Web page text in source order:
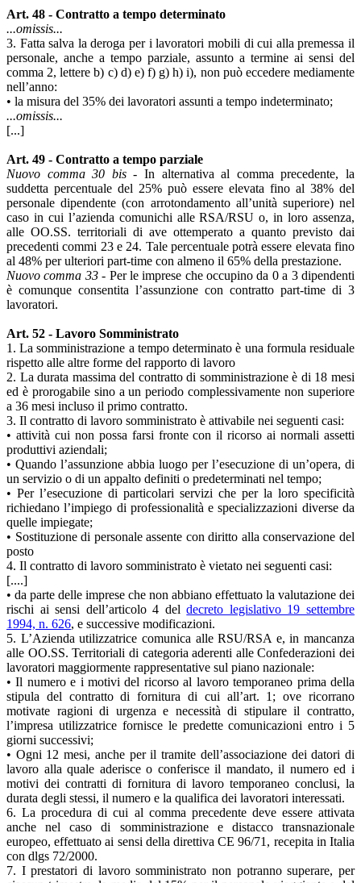
Art. 48 - Contratto a tempo determinato
...omissis...
3. Fatta salva la deroga per i lavoratori mobili di cui alla premessa il
personale, anche a tempo parziale, assunto a termine ai sensi del
comma 2, lettere b) c) d) e) f) g) h) i), non può eccedere mediamente
nell’anno:
• la misura del 35% dei lavoratori assunti a tempo indeterminato;
...omissis...
[...]
Art. 49 - Contratto a tempo parziale
Nuovo comma 30 bis- In alternativa al comma precedente, la
suddetta percentuale del 25% può essere elevata fino al 38% del
personale dipendente (con arrotondamento all’unità superiore) nel
caso in cui l’azienda comunichi alle RSA/RSU o, in loro assenza,
alle OO.SS. territoriali di ave ottemperato a quanto previsto dai
precedenti commi 23 e 24. Tale percentuale potrà essere elevata fino
al 48% per ulteriori part-time con almeno il 65% della prestazione.
Nuovo comma 33- Per le imprese che occupino da 0 a 3 dipendenti
è comunque consentita l’assunzione con contratto part-time di 3
lavoratori.
Art. 52 - Lavoro Somministrato
1. La somministrazione a tempo determinato è una formula residuale
rispetto alle altre forme del rapporto di lavoro
2. La durata massima del contratto di somministrazione è di 18 mesi
ed è prorogabile sino a un periodo complessivamente non superiore
a 36 mesi incluso il primo contratto.
3. Il contratto di lavoro somministrato è attivabile nei seguenti casi:
• attività cui non possa farsi fronte con il ricorso ai normali assetti
produttivi aziendali;
• Quando l’assunzione abbia luogo per l’esecuzione di un’opera, di
un servizio o di un appalto definiti o predeterminati nel tempo;
• Per l’esecuzione di particolari servizi che per la loro specificità
richiedano l’impiego di professionalità e specializzazioni diverse da
quelle impiegate;
• Sostituzione di personale assente con diritto alla conservazione del
posto
4. Il contratto di lavoro somministrato è vietato nei seguenti casi:
[....]
• da parte delle imprese che non abbiano effettuato la valutazione dei
rischi ai sensi dell’articolo 4 deldecreto legislativo 19 settembre
1994, n. 626, e successive modificazioni.
5. L’Azienda utilizzatrice comunica alle RSU/RSA e, in mancanza
alle OO.SS. Territoriali di categoria aderenti alle Confederazioni dei
lavoratori maggiormente rappresentative sul piano nazionale:
• Il numero e i motivi del ricorso al lavoro temporaneo prima della
stipula del contratto di fornitura di cui all’art. 1; ove ricorrano
motivate ragioni di urgenza e necessità di stipulare il contratto,
l’impresa utilizzatrice fornisce le predette comunicazioni entro i 5
giorni successivi;
• Ogni 12 mesi, anche per il tramite dell’associazione dei datori di
lavoro alla quale aderisce o conferisce il mandato, il numero ed i
motivi dei contratti di fornitura di lavoro temporaneo conclusi, la
durata degli stessi, il numero e la qualifica dei lavoratori interessati.
6. La procedura di cui al comma precedente deve essere attivata
anche nel caso di somministrazione e distacco transnazionale
europeo, effettuato ai sensi della direttiva CE 96/71, recepita in Italia
con dlgs 72/2000.
7. I prestatori di lavoro somministrato non potranno superare, per